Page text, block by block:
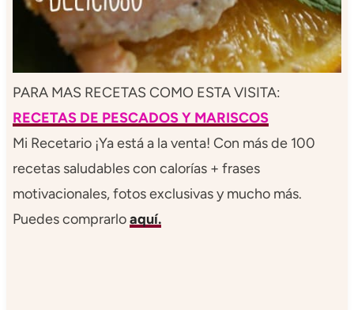
PARA MAS RECETAS COMO ESTA VISITA:
RECETAS DE PESCADOS Y MARISCOS
Mi Recetario ¡Ya está a la venta! Con más de 100
recetas saludables con calorías + frases
motivacionales, fotos exclusivas y mucho más.
Puedes comprarloaquí.